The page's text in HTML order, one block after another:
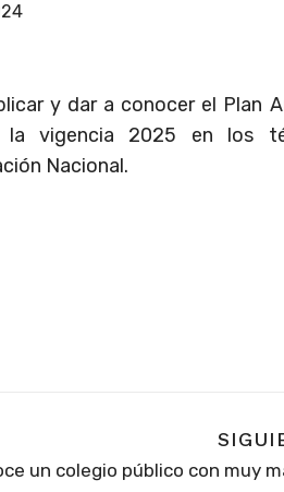
y dar a conocer el Plan
la vigencia 2025 en los
Nacional.